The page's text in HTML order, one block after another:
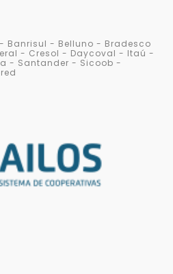
Banrisul - Belluno - Bradesco
- Cresol - Daycoval - Itaú -
- Santander - Sicoob -